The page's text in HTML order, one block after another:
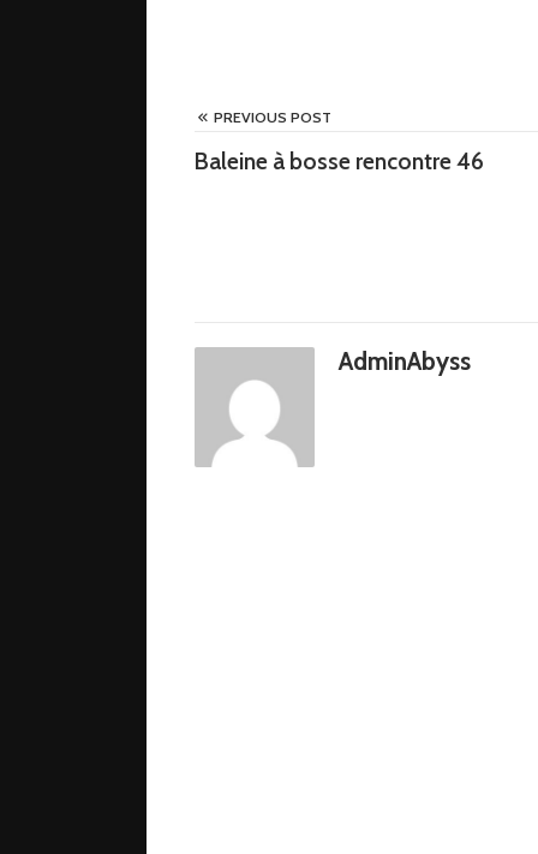
PREVIOUS POST
Baleine à bosse rencontre 46
AdminAbyss